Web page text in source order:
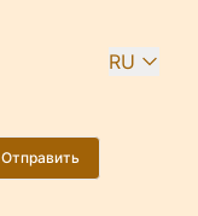
RU
Отправить